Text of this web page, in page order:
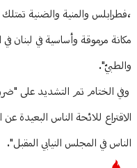
،فطرابلس والمنية والضنية
مكانة مرموقة وأساسية في لبنان
والطبيّ".
وفي الختام تم التشديد على
الاقتراع للائحة الناس
الناس في المجلس النيابي المقبل".